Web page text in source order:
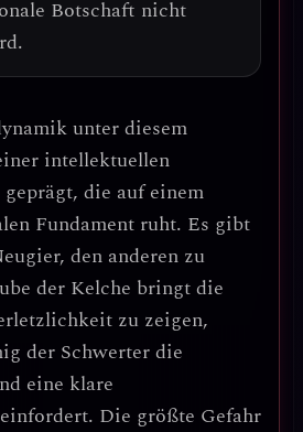
Botschaft nicht
unter diesem
intellektuellen
geprägt, die auf einem
Fundament ruht. Es gibt
den anderen zu
der Kelche bringt die
zu zeigen,
der Schwerter die
eine klare
Die größte Gefahr